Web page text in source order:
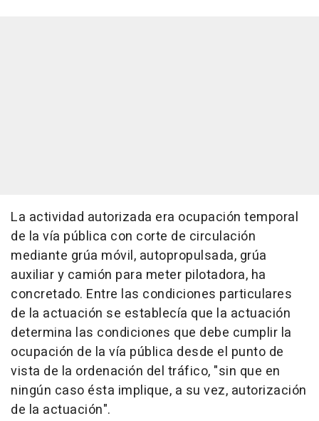
La actividad autorizada era ocupación temporal
de la vía pública con corte de circulación
mediante grúa móvil, autopropulsada, grúa
auxiliar y camión para meter pilotadora, ha
concretado. Entre las condiciones particulares
de la actuación se establecía que la actuación
determina las condiciones que debe cumplir la
ocupación de la vía pública desde el punto de
vista de la ordenación del tráfico, "sin que en
ningún caso ésta implique, a su vez, autorización
de la actuación".